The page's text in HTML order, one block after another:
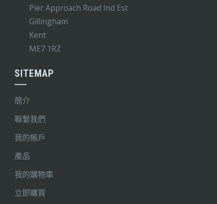
Pier Approach Road Ind Est
Gillingham
Kent
ME7 1RZ
SITEMAP
簡介
聯繫我們
我的帳戶
產品
我的購物車
立即購買